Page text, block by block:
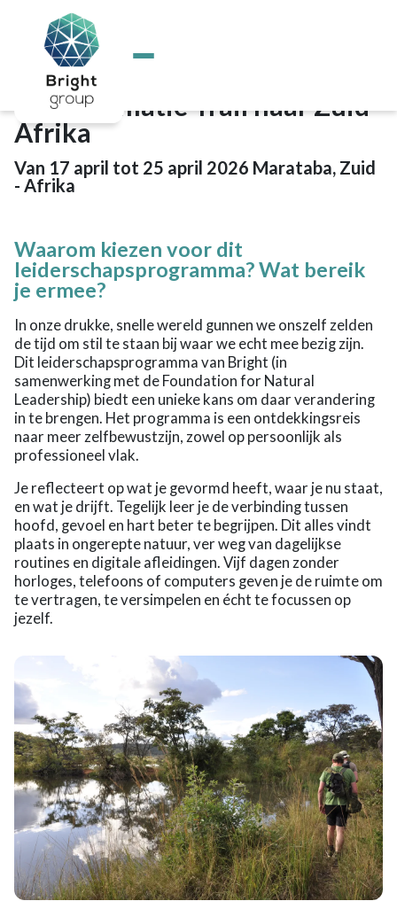
Over Bright
Actueel
Voor jou
Voor de professional
Voor executives
Matching
Interim Managers
School
Kalender
Overige diensten
Help, ik lig eruit!
Talent detective
Talentontwikkeling als basisvaardigheid
Talentontwikkeling als basisvaardigheid
Maatschappelijke projecten
Subsidies en vergoedingen
Contact
Leiderschap in het wild: Ontdek, groei, transformeer
Wildernis Leiderschap
Transformatie Trail naar Zuid-
Afrika
Van 17 april tot 25 april 2026 Marataba, Zuid
- Afrika
Waarom kiezen voor dit
leiderschapsprogramma? Wat bereik
je ermee?
In onze drukke, snelle wereld gunnen we onszelf zelden
de tijd om stil te staan bij waar we echt mee bezig zijn.
Dit leiderschapsprogramma van Bright (in
samenwerking met de Foundation for Natural
Leadership) biedt een unieke kans om daar verandering
in te brengen. Het programma is een ontdekkingsreis
naar meer zelfbewustzijn, zowel op persoonlijk als
professioneel vlak.
Je reflecteert op wat je gevormd heeft, waar je nu staat,
en wat je drijft. Tegelijk leer je de verbinding tussen
hoofd, gevoel en hart beter te begrijpen. Dit alles vindt
plaats in ongerepte natuur, ver weg van dagelijkse
routines en digitale afleidingen. Vijf dagen zonder
horloges, telefoons of computers geven je de ruimte om
te vertragen, te versimpelen en écht te focussen op
jezelf.